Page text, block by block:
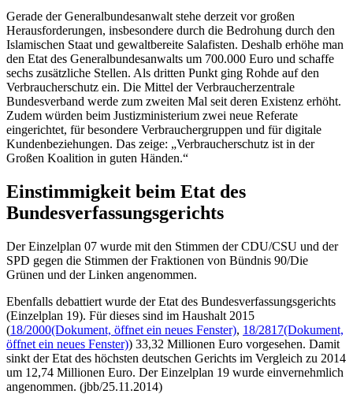
Gerade der Generalbundesanwalt stehe derzeit vor großen
Herausforderungen, insbesondere durch die Bedrohung durch den
Islamischen Staat und gewaltbereite Salafisten. Deshalb erhöhe man
den Etat des Generalbundesanwalts um 700.000 Euro und schaffe
sechs zusätzliche Stellen. Als dritten Punkt ging Rohde auf den
Verbraucherschutz ein. Die Mittel der Verbraucherzentrale
Bundesverband werde zum zweiten Mal seit deren Existenz erhöht.
Zudem würden beim Justizministerium zwei neue Referate
eingerichtet, für besondere Verbrauchergruppen und für digitale
Kundenbeziehungen. Das zeige: „Verbraucherschutz ist in der
Großen Koalition in guten Händen.“
Einstimmigkeit beim Etat des
Bundesverfassungsgerichts
Der Einzelplan 07 wurde mit den Stimmen der CDU/CSU und der
SPD gegen die Stimmen der Fraktionen von Bündnis 90/Die
Grünen und der Linken angenommen.
Ebenfalls debattiert wurde derEtat des Bundesverfassungsgerichts
(Einzelplan 19). Für dieses sind im Haushalt 2015
(18/2000(Dokument, öffnet ein neues Fenster), 18/2817(Dokument,
öffnet ein neues Fenster)) 33,32 Millionen Euro vorgesehen. Damit
sinkt derEtat des höchsten deutschen Gerichts im Vergleich zu 2014
um 12,74 Millionen Euro. Der Einzelplan 19 wurde einvernehmlich
angenommen. (jbb/25.11.2014)